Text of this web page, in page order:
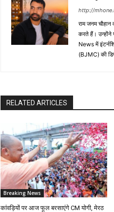
http://
राम जनम
करते हैं।
News में
(BJMC) की
RELATED ARTICLES
Breaking News
कांवड़ियों पर आज फूल बरसाएंगे CM योगी, मेरठ